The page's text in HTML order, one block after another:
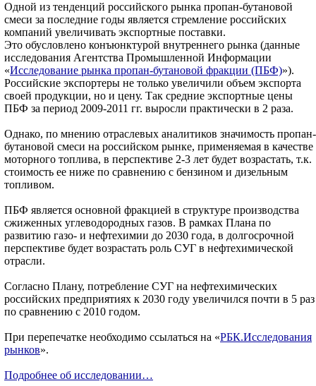
Одной из тенденций российского рынка пропан-бутановой
смеси за последние годы является стремление российских
компаний увеличивать экспортные поставки.
Это обусловлено конъюнктурой внутреннего рынка (данные
исследования Агентства Промышленной Информации
«Исследование рынка пропан-бутановой фракции (ПБФ)»).
Российские экспортеры не только увеличили объем экспорта
своей продукции, но и цену. Так средние экспортные цены
ПБФ за период 2009-2011 гг. выросли практически в 2 раза.
Однако, по мнению отраслевых аналитиков значимость пропан-
бутановой смеси на российском рынке, применяемая в качестве
моторного топлива, в перспективе 2-3 лет будет возрастать, т.к.
стоимость ее ниже по сравнению с бензином и дизельным
топливом.
ПБФ является основной фракцией в структуре производства
сжиженных углеводородных газов. В рамках Плана по
развитию газо- и нефтехимии до 2030 года, в долгосрочной
перспективе будет возрастать роль СУГ в нефтехимической
отрасли.
Согласно Плану, потребление СУГ на нефтехимических
российских предприятиях к 2030 году увеличился почти в 5 раз
по сравнению с 2010 годом.
При перепечатке необходимо ссылаться на «РБК.Исследования
рынков».
Подробнее об исследовании…